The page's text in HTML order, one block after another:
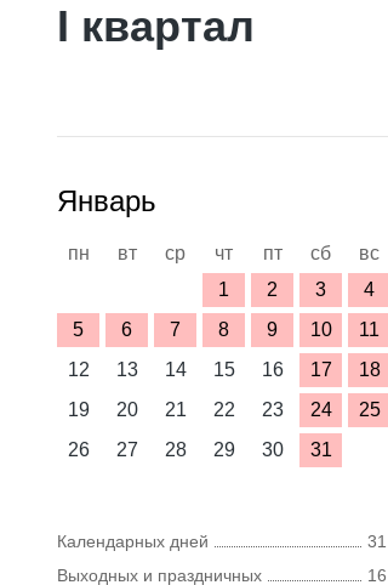
I квартал
Январь
пн вт ср чт пт сб
вс
1
2 3
4
5
6 7 8 9 10
11
12
13 14 15 16 17
18
19
20 21 22 23 24
25
26
27 28 29 30 31
Календарных дней
31
Выходных и праздничных
16